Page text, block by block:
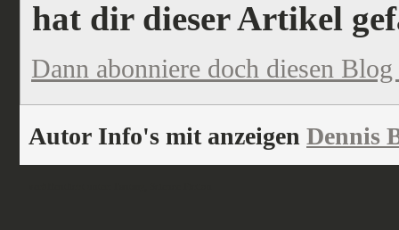
hat dir dieser Artikel
Dann abonniere doch diesen
Autor Info's mit anzeigen Dennis